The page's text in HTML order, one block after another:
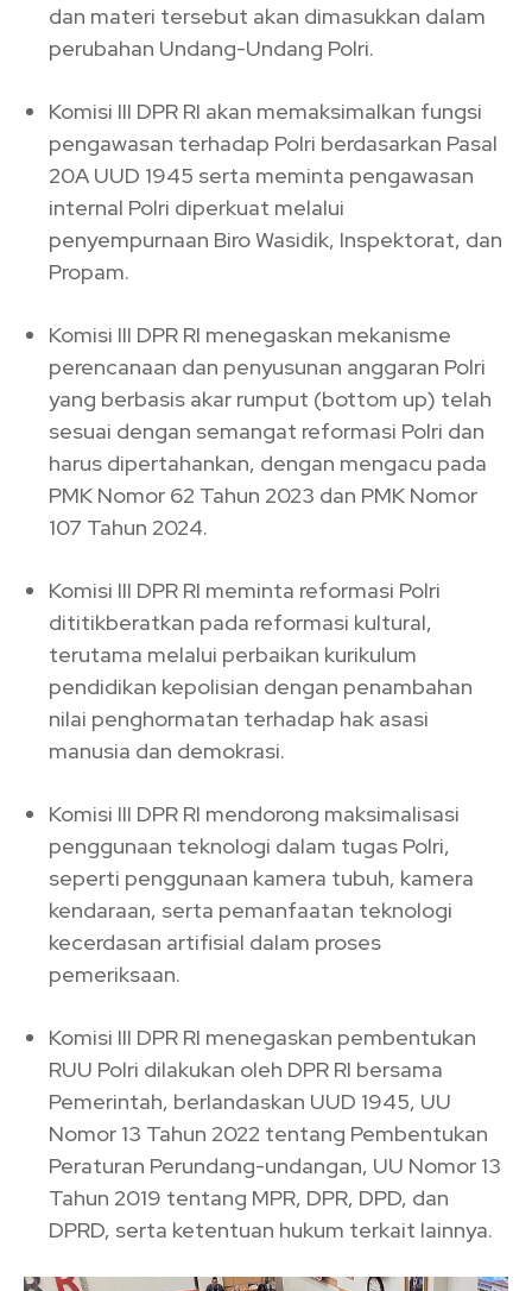
dan materi tersebut akan dimasukkan dalam
perubahan Undang-Undang Polri.
Komisi III DPR RI akan memaksimalkan fungsi
pengawasan terhadap Polri berdasarkan Pasal
20A UUD 1945 serta meminta pengawasan
internal Polri diperkuat melalui
penyempurnaan Biro Wasidik, Inspektorat, dan
Propam.
Komisi III DPR RI menegaskan mekanisme
perencanaan dan penyusunan anggaran Polri
yang berbasis akar rumput (bottom up) telah
sesuai dengan semangat reformasi Polri dan
harus dipertahankan, dengan mengacu pada
PMK Nomor 62 Tahun 2023 dan PMK Nomor
107 Tahun 2024.
Komisi III DPR RI meminta reformasi Polri
dititikberatkan pada reformasi kultural,
terutama melalui perbaikan kurikulum
pendidikan kepolisian dengan penambahan
nilai penghormatan terhadap hak asasi
manusia dan demokrasi.
Komisi III DPR RI mendorong maksimalisasi
penggunaan teknologi dalam tugas Polri,
seperti penggunaan kamera tubuh, kamera
kendaraan, serta pemanfaatan teknologi
kecerdasan artifisial dalam proses
pemeriksaan.
Komisi III DPR RI menegaskan pembentukan
RUU Polri dilakukan oleh DPR RI bersama
Pemerintah, berlandaskan UUD 1945, UU
Nomor 13 Tahun 2022 tentang Pembentukan
Peraturan Perundang-undangan, UU Nomor 13
Tahun 2019 tentang MPR, DPR, DPD, dan
DPRD, serta ketentuan hukum terkait lainnya.